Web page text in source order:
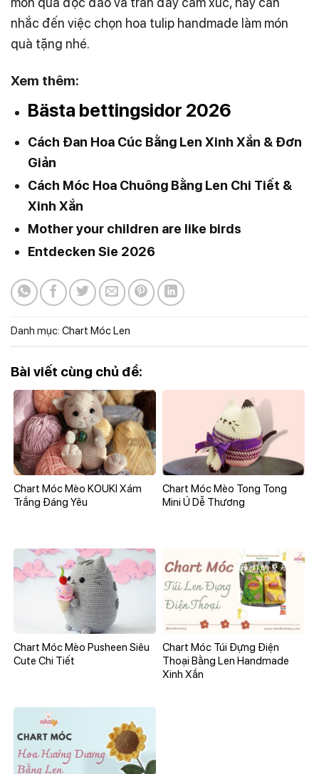
nhắc đến việc chọn hoa tulip handmade làm món
quà tặng nhé.
Xem thêm:
Bästa bettingsidor 2026
Cách Đan Hoa Cúc Bằng Len Xinh Xắn & Đơn
Giản
Cách Móc Hoa Chuông Bằng Len Chi Tiết &
Xinh Xắn
Mother your children are like birds
Entdecken Sie 2026
Danh mục: Chart Móc Len
Bài viết cùng chủ đề:
Chart Móc Mèo KOUKI Xám
Trắng Đáng Yêu
Chart Móc Mèo Tong Tong
Mini Ú Dễ Thương
Chart Móc Mèo Pusheen Siêu
Cute Chi Tiết
Chart Móc Túi Đựng Điện
Thoại Bằng Len Handmade
Xinh Xắn